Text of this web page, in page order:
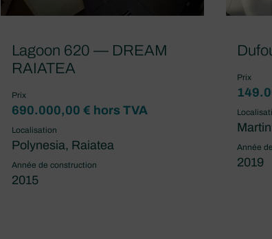
Lagoon 620 — DREAM
RAIATEA
Prix
690.000,00 € hors TVA
Localisation
Polynesia, Raiatea
Année de construction
2015
Prix
Année
2019